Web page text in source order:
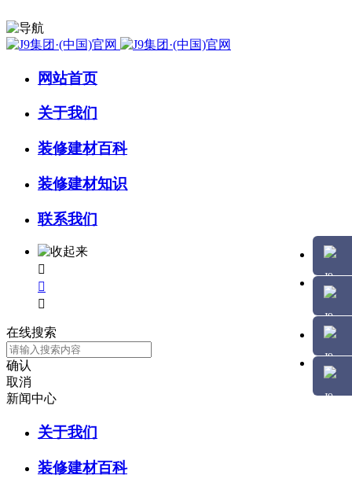
网站首页
关于我们
装修建材百科
装修建材知识
联系我们



在线搜索
确认
取消
新闻中心
关于我们
装修建材百科